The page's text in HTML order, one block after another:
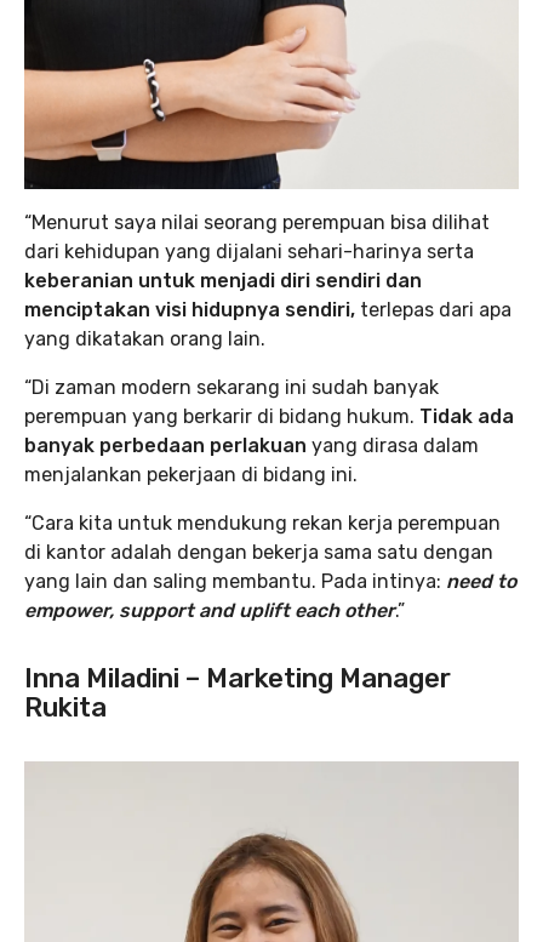
“Menurut saya nilai seorang perempuan bisa dilihat
dari kehidupan yang dijalani sehari-harinya serta
keberanian untuk menjadi diri sendiri dan
menciptakan visi hidupnya sendiri, terlepas dari apa
yang dikatakan orang lain.
“Di zaman modern sekarang ini sudah banyak
perempuan yang berkarir di bidang hukum. Tidak ada
banyak perbedaan perlakuan yang dirasa dalam
menjalankan pekerjaan di bidang ini.
“Cara kita untuk mendukung rekan kerja perempuan
di kantor adalah dengan bekerja sama satu dengan
yang lain dan saling membantu. Pada intinya: need to
empower, support and uplift each other.”
Inna Miladini – Marketing Manager
Rukita